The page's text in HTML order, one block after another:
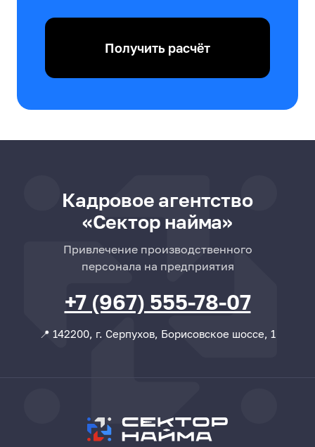
Получить расчёт
+7 (967) 555-78-07
📍 142200, г. Серпухов, Борисовское шоссе, 1
Привлечение производственного
персонала на предприятия
Кадровое агентство
«Сектор найма»